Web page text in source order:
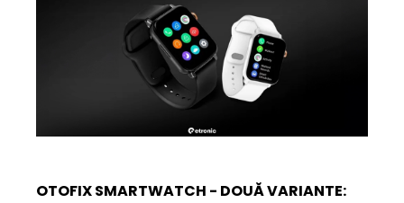
OTOFIX SMARTWATCH - DOUĂ VARIANTE: